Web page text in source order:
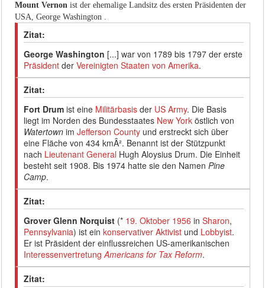
Mount Vernon ist der ehemalige Landsitz des ersten Präsidenten der
USA, George Washington .
Zitat:
George Washington [...] war von 1789 bis 1797 der erste
Präsident derVereinigten Staaten von Amerika.
Zitat:
Fort Drum ist eine Militärbasis der US Army. Die Basis
liegt im Norden des Bundesstaates New York östlich von
Watertown imJefferson County und erstreckt sich über
eine Fläche von 434 kmÂ². Benannt ist der Stützpunkt
nach Lieutenant General Hugh Aloysius Drum. Die Einheit
besteht seit 1908. Bis 1974 hatte sie den NamenPine
Camp.
Zitat:
Grover Glenn Norquist (* 19. Oktober 1956 inSharon,
Pennsylvania) ist einkonservativer Aktivist und Lobbyist.
Er ist Präsident der einflussreichen US-amerikanischen
Interessenvertretung Americans for Tax Reform.
Zitat: